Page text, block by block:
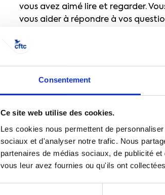
Consentement
Ce site web utilise des cookies.
Les cookies nous permettent de
sociaux et d'analyser notre trafic. Nous
partenaires de médias sociaux, de publicité
vous leur avez fournies ou qu'ils ont
vous avez aimé lire et regarder.
vous aider à répondre à vos
Mais la CFTC est avant tout une
engagés, qui portent nos valeurs
réussites et leurs visages, que
newsletter terrain. Vous y
Pour ce premier numéro de la
centrale, décisive même pour
travail et de sa répartition.
exploitation des populations à